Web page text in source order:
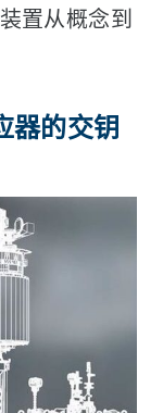
置从概念到
器的交钥